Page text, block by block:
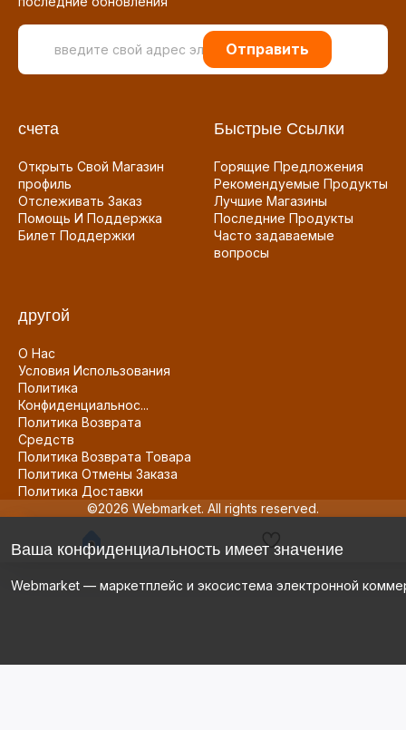
Отправить
счета
Открыть Свой Магазин
профиль
Отслеживать Заказ
Помощь И Поддержка
Билет Поддержки
Быстрые Ссылки
Горящие Предложения
Рекомендуемые Продукты
Лучшие Магазины
Последние Продукты
Часто задаваемые
вопросы
другой
О Нас
Условия Использования
Политика
Конфиденциальнос...
Политика Возврата
Средств
Политика Возврата Товара
Политика Отмены Заказа
Политика Доставки
©2026 Webmarket. All rights reserved.
Ваша конфиденциальность имеет значение
Webmarket — маркетплейс и экосистема электронной